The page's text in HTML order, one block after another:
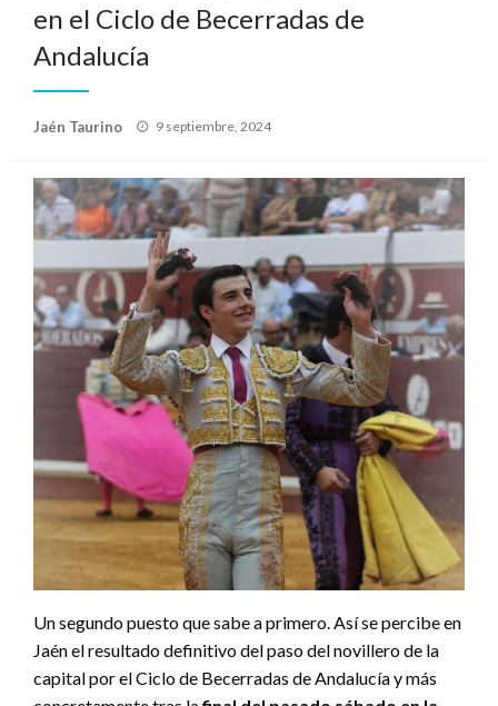
en el Ciclo de Becerradas de
Andalucía
Jaén Taurino
Publicado
9 septiembre, 2024
Un segundo puesto que sabe a primero. Así se percibe en
Jaén el resultado definitivo del paso del novillero de la
capital por el Ciclo de Becerradas de Andalucía y más